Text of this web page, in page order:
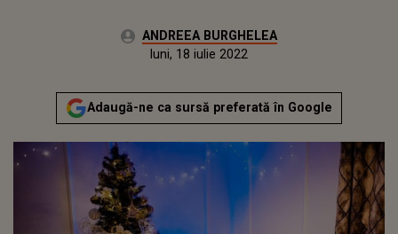
Autor:ANDREEA BURGHELEA
miercuri, 23 decembrie 2020Actualizat:
luni, 18 iulie 2022
Adaugă-ne ca sursă preferată în Google